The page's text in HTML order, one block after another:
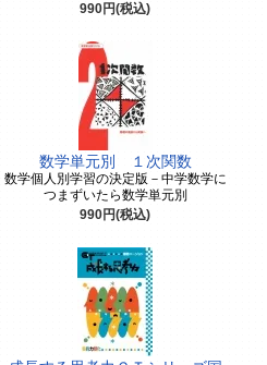
990円(税込)
数学単元別 １次関数
数学個人別学習の決定版－中学数学に
つまずいたら数学単元別
990円(税込)